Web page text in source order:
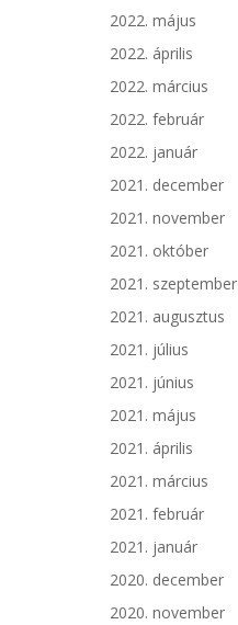
2022. május
2022. április
2022. március
2022. február
2022. január
2021. december
2021. november
2021. október
2021. szeptember
2021. augusztus
2021. július
2021. június
2021. május
2021. április
2021. március
2021. február
2021. január
2020. december
2020. november